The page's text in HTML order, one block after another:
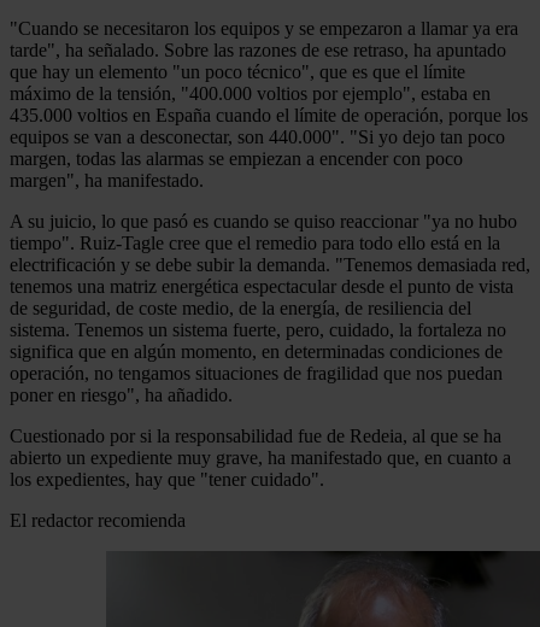
"Cuando se necesitaron los equipos y se empezaron a llamar ya era
tarde", ha señalado. Sobre las razones de ese retraso, ha apuntado
que hay un elemento "un poco técnico", que es que el límite
máximo de la tensión, "400.000 voltios por ejemplo", estaba en
435.000 voltios en España cuando el límite de operación, porque los
equipos se van a desconectar, son 440.000". "Si yo dejo tan poco
margen, todas las alarmas se empiezan a encender con poco
margen", ha manifestado.
A su juicio, lo que pasó es cuando se quiso reaccionar "ya no hubo
tiempo". Ruiz-Tagle cree que el remedio para todo ello está en la
electrificación y se debe subir la demanda. "Tenemos demasiada red,
tenemos una matriz energética espectacular desde el punto de vista
de seguridad, de coste medio, de la energía, de resiliencia del
sistema. Tenemos un sistema fuerte, pero, cuidado, la fortaleza no
significa que en algún momento, en determinadas condiciones de
operación, no tengamos situaciones de fragilidad que nos puedan
poner en riesgo", ha añadido.
Cuestionado por si la responsabilidad fue de Redeia, al que se ha
abierto un expediente muy grave, ha manifestado que, en cuanto a
los expedientes, hay que "tener cuidado".
El redactor recomienda